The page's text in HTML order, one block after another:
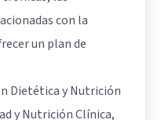
con la
un plan de
Dietética y Nutrición
y Nutrición Clínica,